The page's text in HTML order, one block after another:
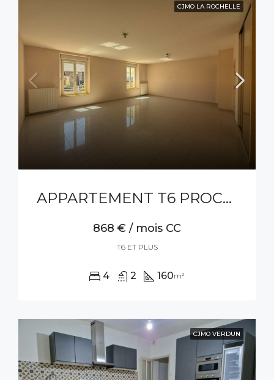
CJMO LA ROCHELLE
APPARTEMENT T6 PROCHE CENTRE VILLE
868 € / mois CC
T6 ET PLUS
4 2 160m²
CJMO VERDUN